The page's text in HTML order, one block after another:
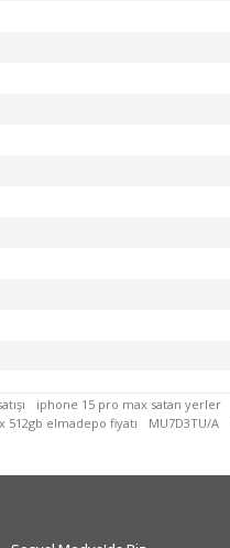
iphone 15 pro max satan yerler
512gb elmadepo fiyatı MU7D3TU/A